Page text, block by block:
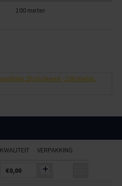
100 meter
KWALITEIT VERPAKKING
€0,00